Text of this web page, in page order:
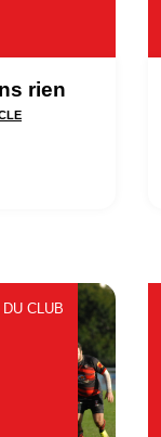
rien
CLUB